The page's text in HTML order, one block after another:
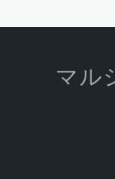
マル